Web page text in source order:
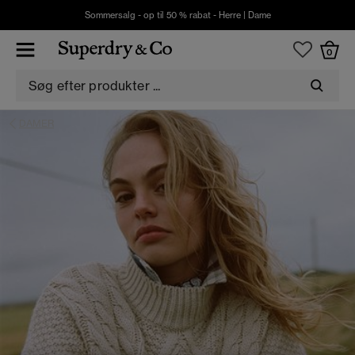
Sommersalg - op til 50 % rabat - Herre| Dame
0